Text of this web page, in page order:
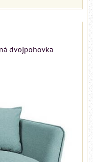
dvojpohovka